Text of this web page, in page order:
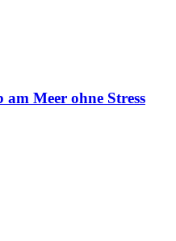
Meer ohne Stress